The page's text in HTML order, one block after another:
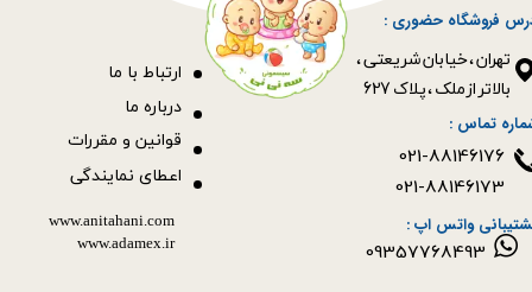
فروشگاه حضوری :
​​​​​​​تهران ، خیابان شریعتی ،
بالاتر از ملک ، پلاک 627​​​​​​​
قوانین و مقررات
ارتباط با ما
09357768493
درباره ما
اعطای نمایندگی
www.anitahani.com
www.ada​​​​​​​mex.ir
تماس :
واتس اپ :